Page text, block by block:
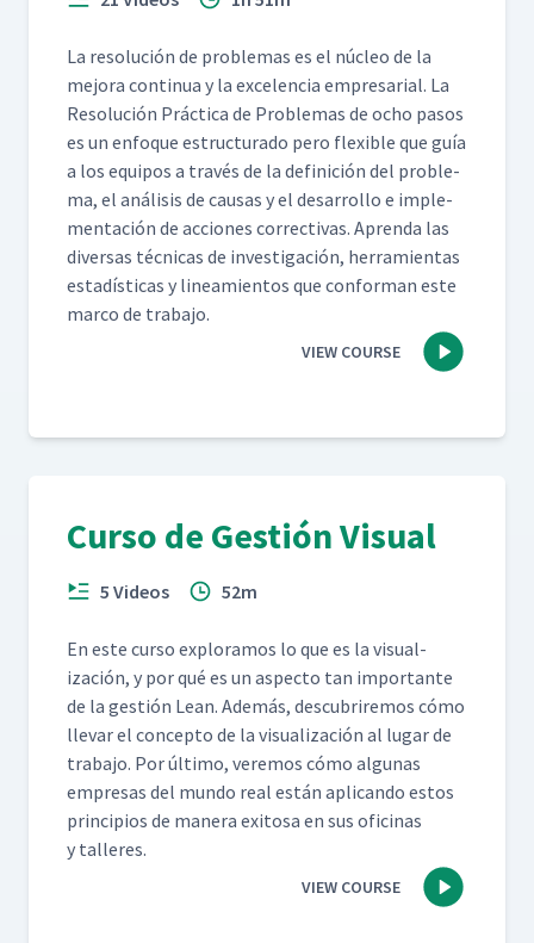
La res­olu­ción de prob­le­mas es el núcleo de la
mejo­ra con­tin­ua y la exce­len­cia empre­sar­i­al. La
Res­olu­ción Prác­ti­ca de Prob­le­mas de ocho pasos
es un enfoque estruc­tura­do pero flex­i­ble que guía
a los equipos a través de la defini­ción del prob­le­
ma, el análi­sis de causas y el desar­rol­lo e imple­
mentación de acciones cor­rec­ti­vas. Apren­da las
diver­sas téc­ni­cas de inves­ti­gación, her­ramien­tas
estadís­ti­cas y lin­eamien­tos que con­for­man este
mar­co de trabajo.
VIEW COURSE
Curso de Gestión Visual
5 Videos 52m
En este cur­so explo­ramos lo que es la visu­al­
ización, y por qué es un aspec­to tan impor­tante
de la gestión Lean. Además, des­cubrire­mos cómo
lle­var el con­cep­to de la visu­al­ización al lugar de
tra­ba­jo. Por últi­mo, ver­e­mos cómo algu­nas
empre­sas del mun­do real están apli­can­do estos
prin­ci­p­ios de man­era exi­tosa en sus ofic­i­nas
y talleres.
VIEW COURSE